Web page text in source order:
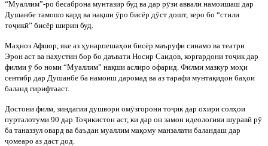
“Муаллим”-ро бесаброна мунтазир буд ва дар рӯзи аввали намоишаш дар
Душанбе тамошо кард ва нақши ӯро бисёр дӯст дошт, зеро бо “стили
тоҷикӣ” бисёр ширин буд.
Маҳноз Афшор, яке аз ҳунарпешаҳои бисёр маъруфи синамо ва театри
Эрон аст ва нахустин бор бо даъвати Носир Саидов, коргардони тоҷик дар
филми ӯ бо номи “Муаллим” нақши аслиро офарид. Филми мазкур моҳи
сентябр дар Душанбе ба намоиш даромад ва аз тарафи мунтақидон баҳои
баланд гирифтааст.
Достони филм, зиндагии душвори омӯзгорони тоҷик дар охири солҳои
пурталотуми 90 дар Тоҷикистон аст, ки дар он замон идеологияи шуравӣ рӯ
ба таназзул овард ва баъдан муаллим мақому манзалати баландаш дар
ҷомеаро аз даст дод.